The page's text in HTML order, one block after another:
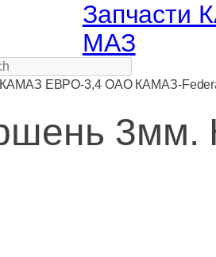
Запчасти
МАЗ
КАМАЗ ЕВРО-3,4 ОАО КАМАЗ-